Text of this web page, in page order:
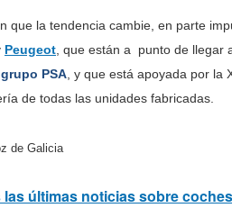
que la tendencia cambie, en parte
Peugeot, que están a punto de llegar
PSA, y que está apoyada por la
de todas las unidades fabricadas.
de Galicia
las últimas noticias sobre